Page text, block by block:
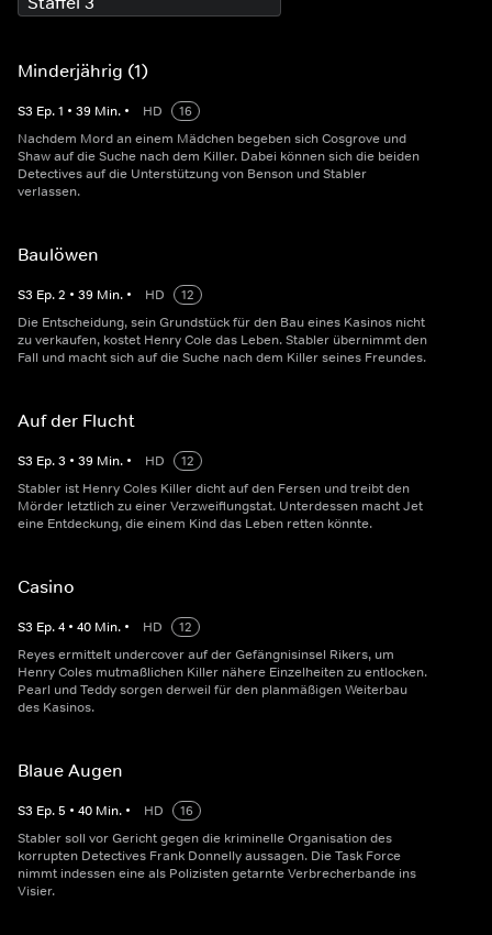
Minderjährig (1)
S3 Ep.1 • 39 Min. • HD
16
Nachdem Mord an einem Mädchen begeben sich Cosgrove und
Shaw auf die Suche nach dem Killer. Dabei können sich die beiden
Detectives auf die Unterstützung von Benson und Stabler
verlassen.
Baulöwen
S3 Ep.2 • 39 Min. • HD
12
Die Entscheidung, sein Grundstück für den Bau eines Kasinos nicht
zu verkaufen, kostet Henry Cole das Leben. Stabler übernimmt den
Fall und macht sich auf die Suche nach dem Killer seines Freundes.
Auf der Flucht
S3 Ep.3 • 39 Min. • HD
12
Stabler ist Henry Coles Killer dicht auf den Fersen und treibt den
Mörder letztlich zu einer Verzweiflungstat. Unterdessen macht Jet
eine Entdeckung, die einem Kind das Leben retten könnte.
Casino
S3 Ep.4 • 40 Min. • HD
12
Reyes ermittelt undercover auf der Gefängnisinsel Rikers, um
Henry Coles mutmaßlichen Killer nähere Einzelheiten zu entlocken.
Pearl und Teddy sorgen derweil für den planmäßigen Weiterbau
des Kasinos.
Blaue Augen
S3 Ep.5 • 40 Min. • HD
16
Stabler soll vor Gericht gegen die kriminelle Organisation des
korrupten Detectives Frank Donnelly aussagen. Die Task Force
nimmt indessen eine als Polizisten getarnte Verbrecherbande ins
Visier.